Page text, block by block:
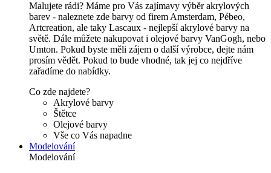
Malujete rádi? Máme pro Vás zajímavy výběr akrylových
barev - naleznete zde barvy od firem Amsterdam, Pébeo,
Artcreation, ale taky Lascaux - nejlepší akrylové barvy na
světě. Dále můžete nakupovat i olejové barvy VanGogh, nebo
Umton. Pokud byste měli zájem o další výrobce, dejte nám
prosím vědět. Pokud to bude vhodné, tak jej co nejdříve
zařadíme do nabídky.
Co zde najdete?
Akrylové barvy
Štětce
Olejové barvy
Vše co Vás napadne
Modelování
Modelování